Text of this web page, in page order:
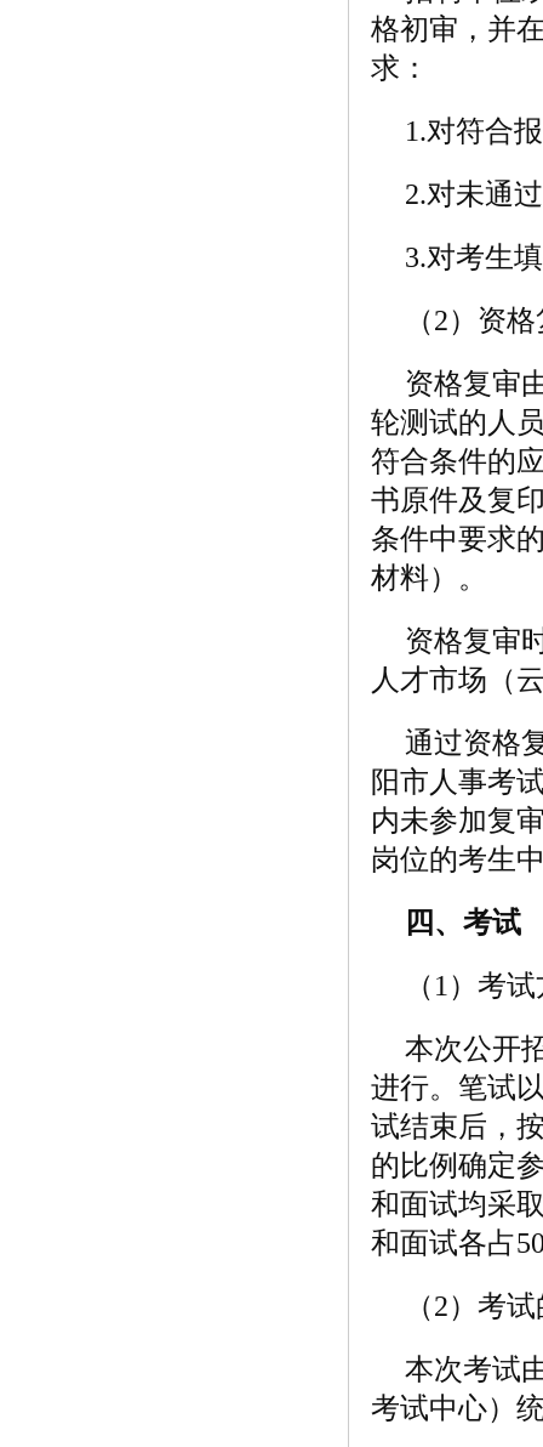
格初审，并
求：
1.对符合
2.对未通
3.对考生
（2）资
资格复审
轮测试的人
符合条件的
书原件及复
条件中要求
材料）。
资格复审
人才市场（
通过资格
阳市人事考
内未参加复
岗位的考生
四、考试
（1）考
本次公开
进行。笔试
试结束后，
的比例确定
和面试均采
和面试各占
（2）考
本次考试
考试中心）